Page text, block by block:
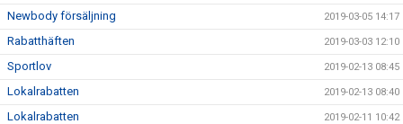
Newbody försäljning 2019-03-05 14:17
Rabatthäften 2019-03-03 12:10
Sportlov 2019-02-13 08:45
Lokalrabatten 2019-02-13 08:40
Lokalrabatten 2019-02-11 10:42